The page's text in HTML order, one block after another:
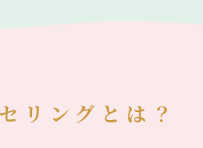
リングとは？